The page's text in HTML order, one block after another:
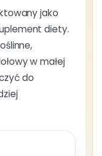
jako
diety.
w małej
do